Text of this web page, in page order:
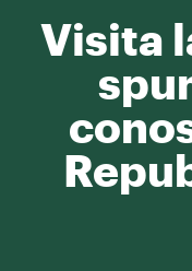
Visita